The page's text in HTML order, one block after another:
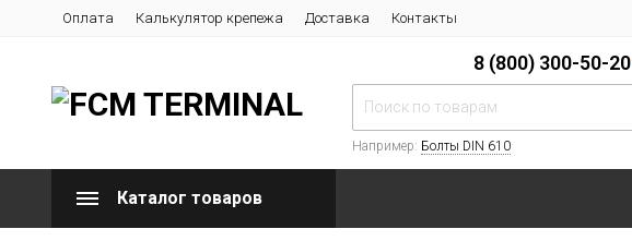
Оплата Калькулятор крепежа Доставка Контакты
8 (800) 300-50-20
Например: Болты DIN 610
Каталог товаров